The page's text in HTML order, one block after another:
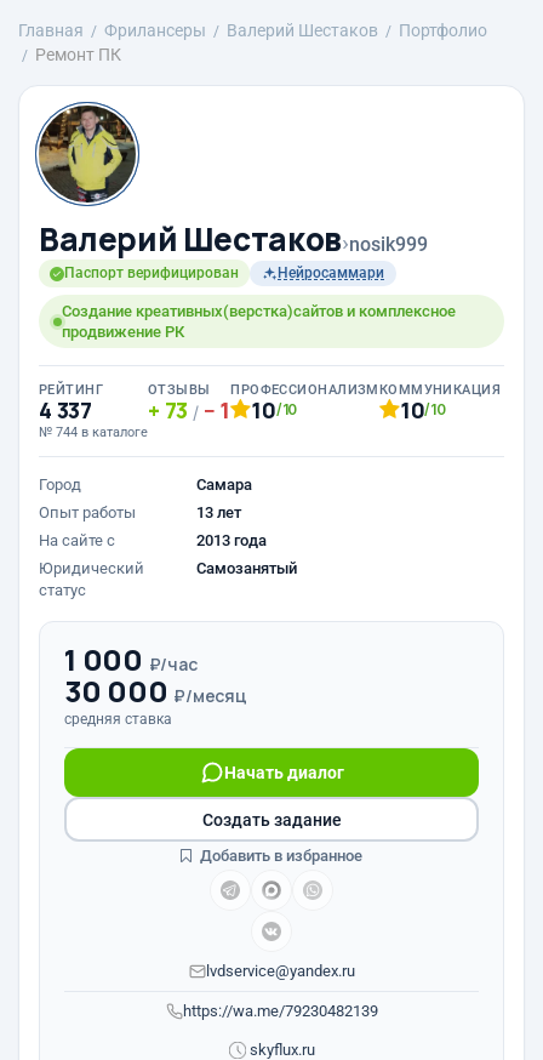
Главная Фрилансеры Валерий Шестаков
Портфолио
Ремонт ПК
Валерий Шестаков›nosik999
Паспорт верифицирован Нейросаммари
Создание креативных(верстка)сайтов и комплексное
продвижение РК
РЕЙТИНГ
4 337
№ 744 в каталоге
ОТЗЫВЫ
73 / 1
ПРОФЕССИОНАЛИЗМ
10/10
КОММУНИКАЦИЯ
10/10
Город
Самара
Опыт работы
13 лет
На сайте с
2013 года
Юридический
статус
Самозанятый
1 000 ₽/час
30 000 ₽/месяц
средняя ставка
https://wa.me/79230482139
Начать диалог
lvdservice@yandex.ru
skyflux.ru
Создать задание
Добавить в избранное